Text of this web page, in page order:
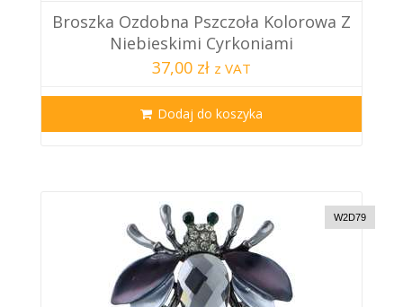
Broszka Ozdobna Pszczoła Kolorowa Z
Niebieskimi Cyrkoniami
37,00 zł z VAT
Dodaj do koszyka
W2D79